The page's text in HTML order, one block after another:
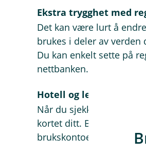
Ekstra trygghet med
Det kan være lurt å
brukes i deler av
Du kan enkelt sette på
nettbanken.
Hotell og leiebil
Når du sjekker inn på
kortet ditt. Bruker du
brukskontoen din.